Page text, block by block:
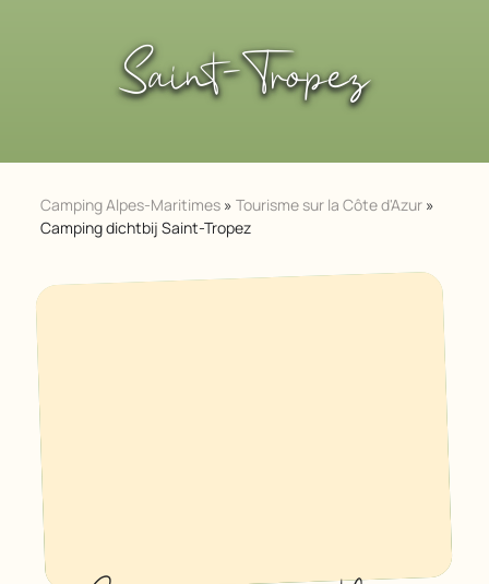
Saint-Tropez
Camping Alpes-Maritimes »Tourisme sur la Côte d'Azur »
Camping dichtbij Saint-Tropez